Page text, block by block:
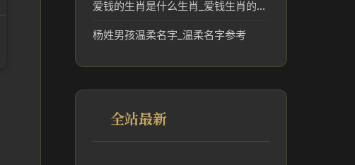
爱钱的生肖是什么生肖_爱钱生肖的传统文化与性格分析
杨姓男孩温柔名字_温柔名字参考
全站最新